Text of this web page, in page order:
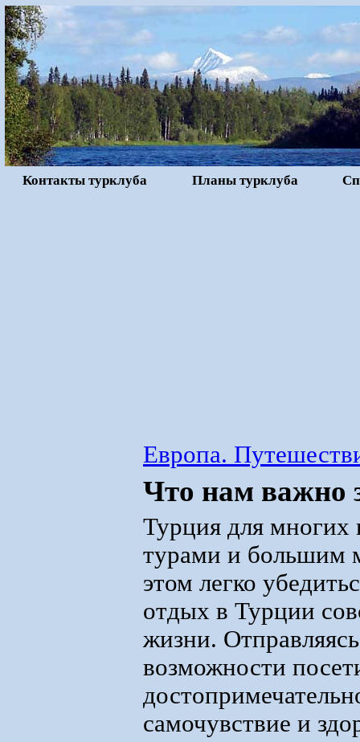
Контакты турклуба Планы турклуба
Европа.
Что нам важно
Турция для многих
турами и большим
этом легко
отдых в Турции
жизни.
возможности
самочувствие и